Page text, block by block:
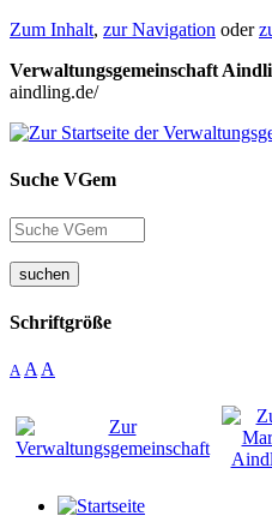
Zum Inhalt, zur Navigation oder
Verwaltungsgemeinschaft
aindling.de/
Suche VGem
suchen
Schriftgröße
A A A